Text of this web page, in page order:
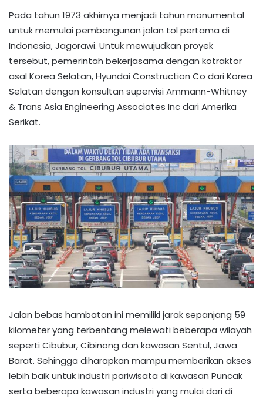
Pada tahun 1973 akhirnya menjadi tahun monumental
untuk memulai pembangunan jalan tol pertama di
Indonesia, Jagorawi. Untuk mewujudkan proyek
tersebut, pemerintah bekerjasama dengan kotraktor
asal Korea Selatan, Hyundai Construction Co dari Korea
Selatan dengan konsultan supervisi Ammann-Whitney
& Trans Asia Engineering Associates Inc dari Amerika
Serikat.
Jalan bebas hambatan ini memiliki jarak sepanjang 59
kilometer yang terbentang melewati beberapa wilayah
seperti Cibubur, Cibinong dan kawasan Sentul, Jawa
Barat. Sehingga diharapkan mampu memberikan akses
lebih baik untuk industri pariwisata di kawasan Puncak
serta beberapa kawasan industri yang mulai dari di